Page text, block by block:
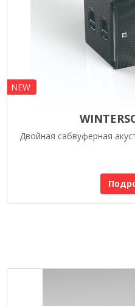
NEW
Двойная сабвуферная